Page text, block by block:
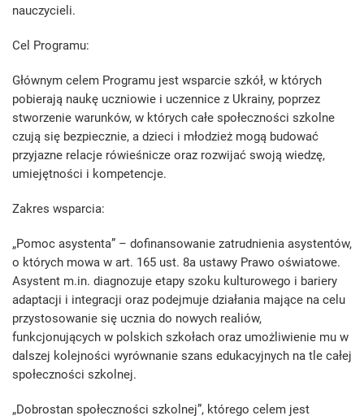
nauczycieli.
Cel Programu:
Głównym celem Programu jest wsparcie szkół, w których
pobierają naukę uczniowie i uczennice z Ukrainy, poprzez
stworzenie warunków, w których całe społeczności szkolne
czują się bezpiecznie, a dzieci i młodzież mogą budować
przyjazne relacje rówieśnicze oraz rozwijać swoją wiedzę,
umiejętności i kompetencje.
Zakres wsparcia:
„Pomoc asystenta” – dofinansowanie zatrudnienia asystentów,
o których mowa w art. 165 ust. 8a ustawy Prawo oświatowe.
Asystent m.in. diagnozuje etapy szoku kulturowego i bariery
adaptacji i integracji oraz podejmuje działania mające na celu
przystosowanie się ucznia do nowych realiów,
funkcjonujących w polskich szkołach oraz umożliwienie mu w
dalszej kolejności wyrównanie szans edukacyjnych na tle całej
społeczności szkolnej.
„Dobrostan społeczności szkolnej”, którego celem jest